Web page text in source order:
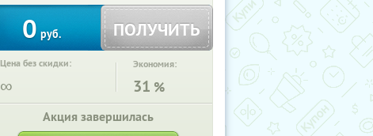
0 руб. ПОЛУЧИТЬ
Цена без скидки:
∞
Экономия:
31 %
Акция завершилась